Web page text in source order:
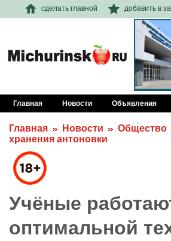
сделать главной добавить в
Главная Новости Объявления
Главная Новости Общество
хранения антоновки
Учёные
оптимальной